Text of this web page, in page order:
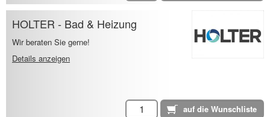
HOLTER - Bad & Heizung
Wir beraten Sie gerne!
Details anzeigen